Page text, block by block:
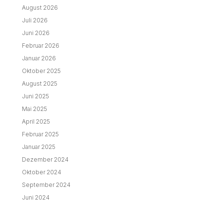
August 2026
Juli 2026
Juni 2026
Februar 2026
Januar 2026
Oktober 2025
August 2025
Juni 2025
Mai 2025
April 2025
Februar 2025
Januar 2025
Dezember 2024
Oktober 2024
September 2024
Juni 2024